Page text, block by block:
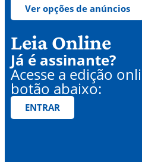
Ver opções de anúncios
Leia Online
Já é assinante?
Acesse a edição
botão abaixo:
ENTRAR